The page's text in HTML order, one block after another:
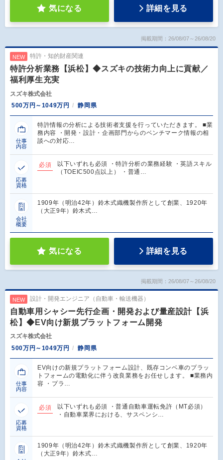
気になる 詳細を見る
掲載期間：26/08/07～26/08/20
NEW 特許・知的財産関連
特許分析業務【浜松】◆スズキの技術力向上に貢献／
福利厚生充実
スズキ株式会社
500万円～1049万円
静岡県
仕事
内容
特許情報の分析による技術者支援を行っていただきます。 ■業
務内容 ・開発・設計・企画部門からのベンチマーク情報の相
談への対応…
応募
資格
必須
以下いずれも必須 ・特許分析の業務経験 ・英語スキル
（TOEIC500点以上） ・普通…
会社
概要
1909年（明治42年）鈴木式織機製作所として創業、1920年
（大正9年）鈴木式…
気になる 詳細を見る
掲載期間：26/08/07～26/08/20
NEW 設計・開発エンジニア（自動車・輸送機器）
自動車用シャシー先行企画・開発および量産設計【浜
松】◆EV向け新規プラットフォーム開発
スズキ株式会社
500万円～1049万円
静岡県
仕事
内容
EV向けの新規プラットフォーム設計、既存コンベ車のプラッ
トフォームの電動化に伴う改良業務をお任せします。 ■業務内
容 ・プラ…
応募
資格
必須
以下いずれも必須 ・普通自動車運転免許（MT必須）
・自動車業界における、サスペンシ…
1909年（明治42年）鈴木式織機製作所として創業、1920年
（大正9年）鈴木式…